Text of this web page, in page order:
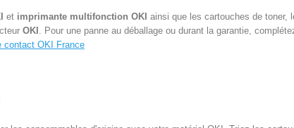
et imprimante multifonction OKI ainsi que les cartouches de toner,
OKI . Pour une panne au déballage ou durant la garantie,
contact OKI France